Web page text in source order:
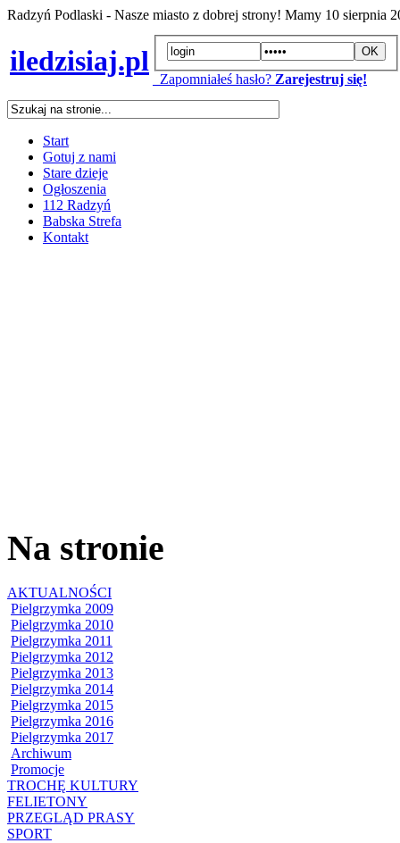
Radzyń Podlaski - Nasze miasto z dobrej strony! Mamy 10 sierpnia
iledzisiaj.pl
Zapomniałeś hasło? Zarejestruj się!
Start
Gotuj z nami
Stare dzieje
Ogłoszenia
112 Radzyń
Babska Strefa
Kontakt
Na stronie
AKTUALNOŚCI
Pielgrzymka 2009
Pielgrzymka 2010
Pielgrzymka 2011
Pielgrzymka 2012
Pielgrzymka 2013
Pielgrzymka 2014
Pielgrzymka 2015
Pielgrzymka 2016
Pielgrzymka 2017
Archiwum
Promocje
TROCHĘ KULTURY
FELIETONY
PRZEGLĄD PRASY
SPORT